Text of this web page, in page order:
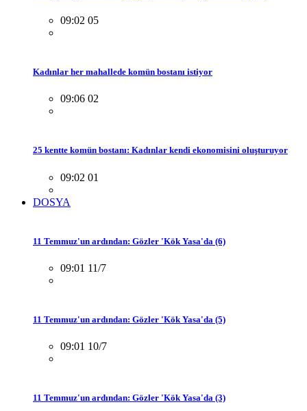
09:02 05
Kadınlar her mahallede komün bostanı istiyor
09:06 02
25 kentte komün bostanı: Kadınlar kendi ekonomisini oluşturuyor
09:02 01
DOSYA
11 Temmuz'un ardından: Gözler 'Kök Yasa'da (6)
09:01 11/7
11 Temmuz'un ardından: Gözler 'Kök Yasa'da (5)
09:01 10/7
11 Temmuz'un ardından: Gözler 'Kök Yasa'da (3)